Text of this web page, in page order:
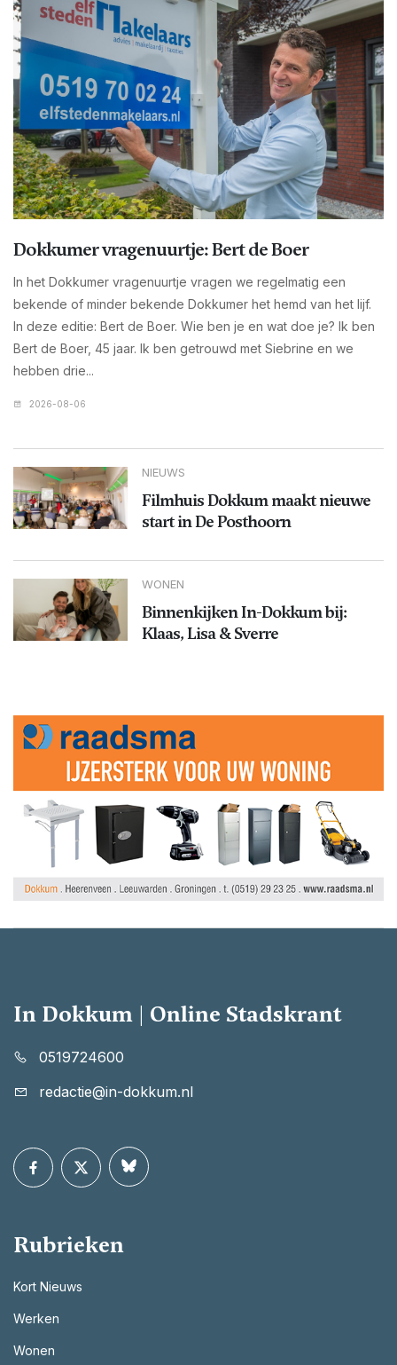
Dokkumer vragenuurtje: Bert de Boer
In het Dokkumer vragenuurtje vragen we regelmatig een
bekende of minder bekende Dokkumer het hemd van het lijf.
In deze editie: Bert de Boer. Wie ben je en wat doe je? Ik ben
Bert de Boer, 45 jaar. Ik ben getrouwd met Siebrine en we
hebben drie...
2026-08-06
NIEUWS
Filmhuis Dokkum maakt nieuwe
start in De Posthoorn
WONEN
Binnenkijken In-Dokkum bij:
Klaas, Lisa & Sverre
In Dokkum | Online Stadskrant
0519724600
redactie@in-dokkum.nl
Rubrieken
Kort Nieuws
Werken
Wonen